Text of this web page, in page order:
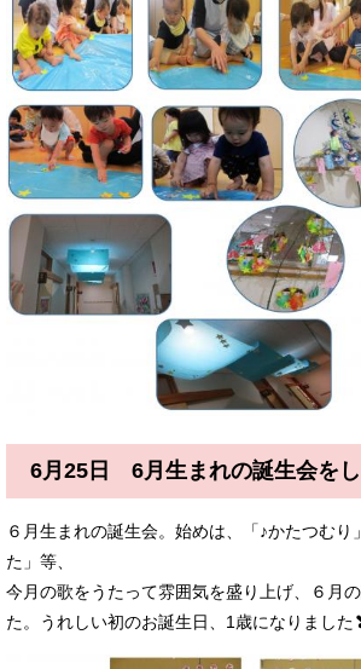
6月25日 6月生まれの誕生会を
６月生まれの誕生会。始めは、「♪かたつむ
た」等、
今月の歌をうたって雰囲気を盛り上げ、６月
た。うれしい初のお誕生日、1歳になりました